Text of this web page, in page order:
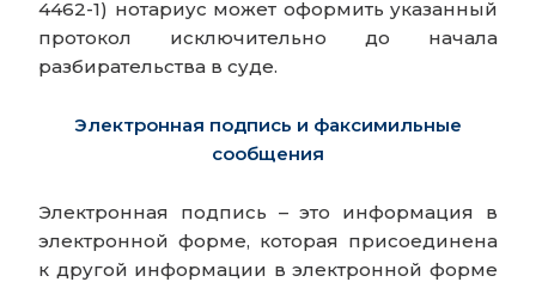
4462-1) нотариус может оформить указанный
протокол исключительно до начала
разбирательства в суде.
Электронная подпись и факсимильные
сообщения
Электронная подпись – это информация в
электронной форме, которая присоединена
к другой информации в электронной форме